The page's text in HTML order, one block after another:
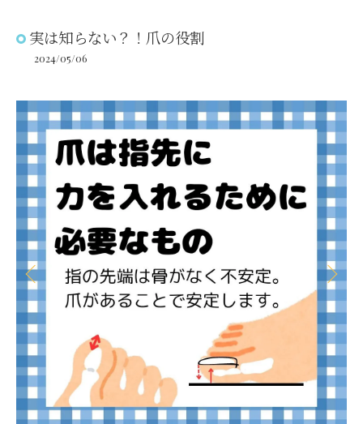
実は知らない？！爪の役割
2024/05/06